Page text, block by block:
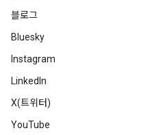
블로그
Bluesky
Instagram
LinkedIn
X(트위터)
YouTube